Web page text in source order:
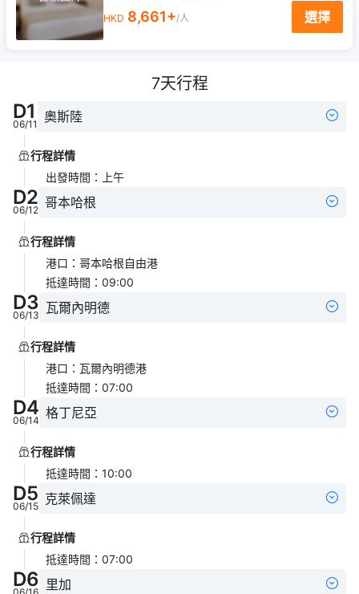
HKD 8,661+/人 選擇
7天行程
D1
06/11 奧斯陸
行程詳情
出發時間 ： 上午
D2
06/12 哥本哈根
行程詳情
港口 ： 哥本哈根自由港
抵達時間 ： 09:00
D3
06/13 瓦爾內明德
行程詳情
港口 ： 瓦爾內明德港
抵達時間 ： 07:00
D4
06/14 格丁尼亞
行程詳情
抵達時間 ： 10:00
D5
06/15 克萊佩達
行程詳情
抵達時間 ： 07:00
D6 里加